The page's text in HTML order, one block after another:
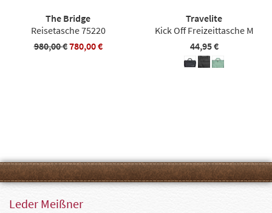
The Bridge
Reisetasche 75220
980,00 €780,00 €
Travelite
Kick Off Freizeittasche M
44,95 €
Leder Meißner